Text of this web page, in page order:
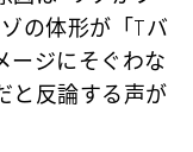
の体形が「Tバ
ージにそぐわな
と反論する声が